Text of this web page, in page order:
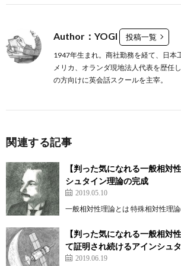
Author：YOGI 投稿一覧
1947年生まれ。商社勤務を経て、日本
メリカ、オランダ現地法人代表を歴任
の方向けに英会話スクールを主宰。
関連する記事
【判った気になれる一般相対
シュタイン理論の完成
2019.05.10
一般相対性理論とは 特殊相対性理
【判った気になれる一般相対
て証明され続けるアインシュ
2019.06.19